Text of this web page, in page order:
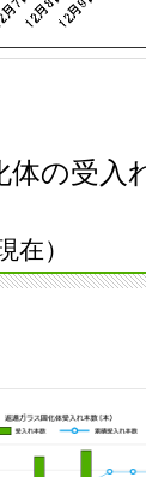
体の受入
在）